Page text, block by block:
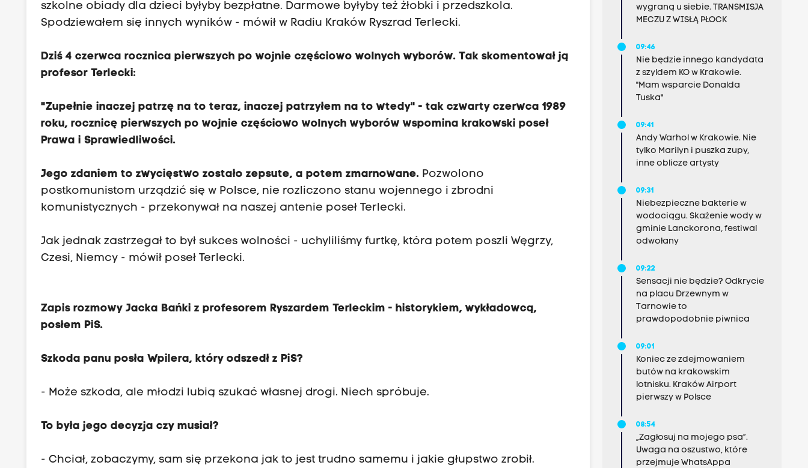
szkolne obiady dla dzieci byłyby bezpłatne. Darmowe byłyby też żłobki i przedszkola.
Spodziewałem się innych wyników - mówił w Radiu Kraków Ryszrad Terlecki.
Dziś 4 czerwca rocznica pierwszych po wojnie częściowo wolnych wyborów. Tak skomentował ją
profesor Terlecki:
"Zupełnie inaczej patrzę na to teraz, inaczej patrzyłem na to wtedy" - tak czwarty czerwca 1989
roku, rocznicę pierwszych po wojnie częściowo wolnych wyborów wspomina krakowski poseł
Prawa i Sprawiedliwości.
Jego zdaniem to zwycięstwo zostało zepsute, a potem zmarnowane. Pozwolono
postkomunistom urządzić się w Polsce, nie rozliczono stanu wojennego i zbrodni
komunistycznych - przekonywał na naszej antenie poseł Terlecki.
Jak jednak zastrzegał to był sukces wolności - uchyliliśmy furtkę, która potem poszli Węgrzy,
Czesi, Niemcy - mówił poseł Terlecki.
Zapis rozmowy Jacka Bańki z profesorem Ryszardem Terleckim - historykiem, wykładowcą,
posłem PiS.
Szkoda panu posła Wpilera, który odszedł z PiS?
- Może szkoda, ale młodzi lubią szukać własnej drogi. Niech spróbuje.
To była jego decyzja czy musiał?
- Chciał, zobaczymy, sam się przekona jak to jest trudno samemu i jakie głupstwo zrobił.
wygraną u siebie. TRANSMISJA
MECZU Z WISŁĄ PŁOCK
09:46
Nie będzie innego kandydata
z szyldem KO w Krakowie.
"Mam wsparcie Donalda
Tuska"
09:41
Andy Warhol w Krakowie. Nie
tylko Marilyn i puszka zupy,
inne oblicze artysty
09:31
Niebezpieczne bakterie w
wodociągu. Skażenie wody w
gminie Lanckorona, festiwal
odwołany
09:22
Sensacji nie będzie? Odkrycie
na placu Drzewnym w
Tarnowie to
prawdopodobnie piwnica
09:01
Koniec ze zdejmowaniem
butów na krakowskim
lotnisku. Kraków Airport
pierwszy w Polsce
08:54
„Zagłosuj na mojego psa”.
Uwaga na oszustwo, które
przejmuje WhatsAppa